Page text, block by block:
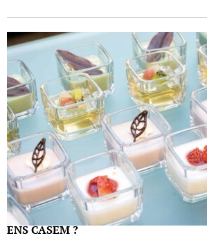
ENS CASEM ?